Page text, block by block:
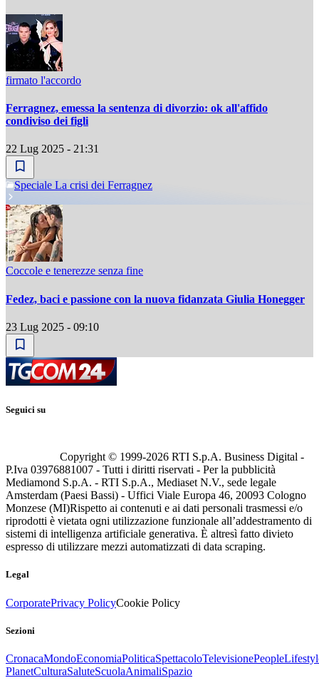
firmato l'accordo
Ferragnez, emessa la sentenza di divorzio: ok all'affido
condiviso dei figli
22 Lug 2025 - 21:31
Speciale La crisi dei Ferragnez
Coccole e tenerezze senza fine
Fedez, baci e passione con la nuova fidanzata Giulia Honegger
23 Lug 2025 - 09:10
Seguici su
Copyright © 1999-2026 RTI S.p.A. Business Digital -
P.Iva 03976881007 - Tutti i diritti riservati - Per la pubblicità
Mediamond S.p.A. - RTI S.p.A., Mediaset N.V., sede legale
Amsterdam (Paesi Bassi) - Uffici Viale Europa 46, 20093 Cologno
Monzese (MI)Rispetto ai contenuti e ai dati personali trasmessi e/o
riprodotti è vietata ogni utilizzazione funzionale all’addestramento di
sistemi di intelligenza artificiale generativa. È altresì fatto divieto
espresso di utilizzare mezzi automatizzati di data scraping.
Legal
CorporatePrivacy PolicyCookie Policy
Sezioni
CronacaMondoEconomiaPoliticaSpettacoloTelevisionePeople
PlanetCulturaSaluteScuolaAnimaliSpazio